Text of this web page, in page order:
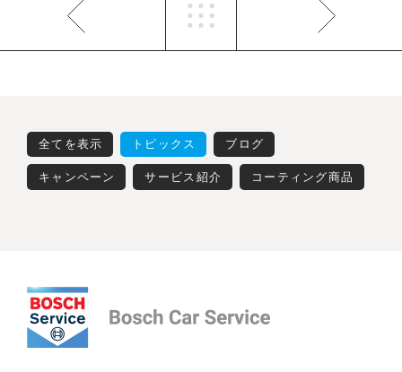
全てを表示 トピックス ブログ
キャンペーン サービス紹介 コーティング商品